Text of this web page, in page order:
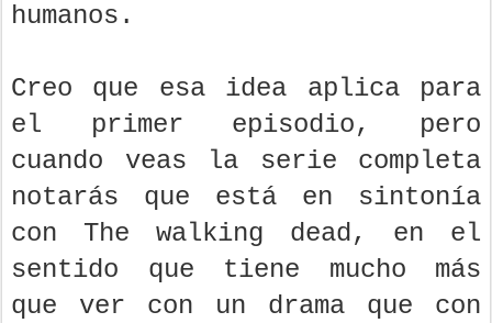
humanos.
Creo que esa idea aplica para
el primer episodio, pero
cuando veas la serie completa
notarás que está en sintonía
con The walking dead, en el
sentido que tiene mucho más
que ver con un drama que con